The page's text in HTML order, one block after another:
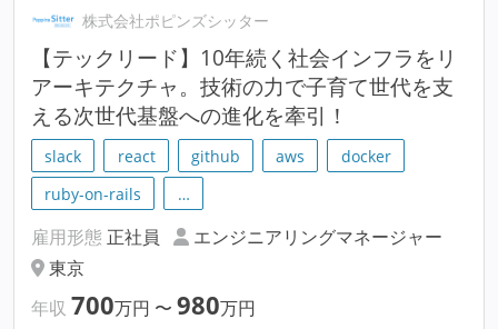
株式会社ポピンズシッター
【テックリード】10年続く社会インフラをリ
アーキテクチャ。技術の力で子育て世代を支
える次世代基盤への進化を牽引！
slack react github aws
docker
ruby-on-rails
…
雇用形態 正社員
エンジニアリングマネージャー
東京
年収 700万円 〜 980万円